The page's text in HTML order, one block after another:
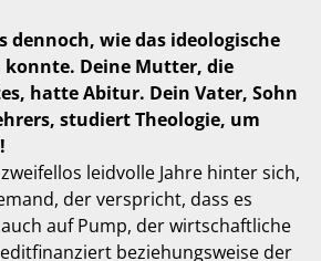
dennoch, wie das ideologische
Deine Mutter, die
hatte Abitur. Dein Vater, Sohn
studiert Theologie, um
leidvolle Jahre hinter sich,
der verspricht, dass es
auf Pump, der wirtschaftliche
beziehungsweise der